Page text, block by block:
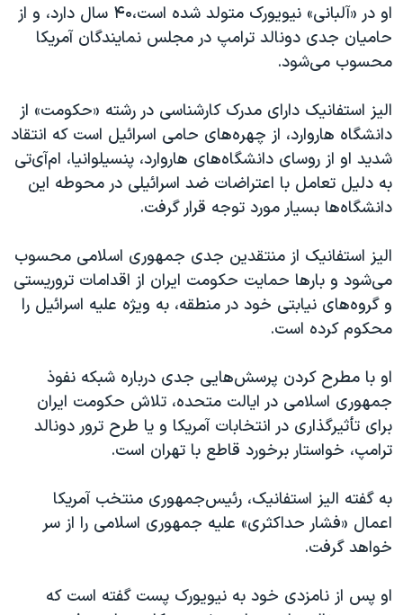
او در «آلبانی» نیویورک متولد شده است،۴۰ سال دارد، و از
حامیان جدی دونالد ترامپ در مجلس نمایندگان آمریکا
محسوب می‌شود.
الیز استفانیک دارای مدرک کارشناسی در رشته «حکومت» از
دانشگاه هاروارد، از چهره‌های حامی اسرائیل است که انتقاد
شدید او از روسای دانشگاه‌های هاروارد، پنسیلوانیا، ‌ام‌آی‌تی
به دلیل تعامل با اعتراضات ضد اسرائیلی در محوطه این
دانشگاه‌ها بسیار مورد توجه قرار گرفت.
الیز استفانیک از منتقدین جدی جمهوری اسلامی محسوب
می‌شود و بارها حمایت حکومت ایران از اقدامات تروریستی
و گروه‌های نیابتی خود در منطقه، به ویژه علیه اسرائیل را
محکوم کرده است.
او با مطرح کردن پرسش‌هایی جدی درباره شبکه نفوذ
جمهوری اسلامی در ایالت متحده، تلاش حکومت ایران
برای تأثیرگذاری در انتخابات آمریکا و یا طرح ترور دونالد
ترامپ، خواستار برخورد قاطع ‌با تهران است.
به گفته الیز استفانیک، رئیس‌جمهوری منتخب آمریکا
اعمال «فشار حداکثری» علیه جمهوری اسلامی را از سر
خواهد گرفت.
او پس از نامزدی خود به نیویورک پست گفته است که